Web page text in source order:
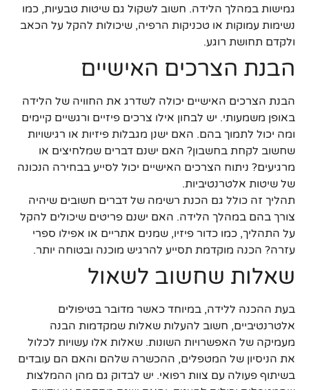
גמישות במהלך הלידה. חשוב לשקול גם שיטות טבעיות, כמו
נשימות עמוקות או טכניקות הרפיה, שיכולות להקל על הכאב
ולקדם תחושת רוגע.
הבנת הצרכים האישיים
הבנת הצרכים האישיים יכולה לשדרג את החוויה של הלידה
באופן משמעותי. יש לבחון אילו צרכים פיזיים ורגשיים קיימים
ומה יכול לתמוך בהם. האם ישנן מגבלות פיזיות או רגישויות
שחשוב לקחת בחשבון? האם ישנם דברים שמלחיצים או
מרגיעים? ניתוח הצרכים האישיים יכול לסייע בבחירה הנכונה
של שיטות אלטרנטיביות.
תהליך זה כולל גם הכנת רשימה של דברים חשובים שיהיה
צורך בהם במהלך הלידה. האם ישנם פריטים שיכולים להקל
על התהליך, כמו כדור פיזיו, שמנים אתריים או אפילו ספרי
עזרה? הכנה מוקדמת תסייע להרגיש מוכנה ובטוחה יותר.
שאלות שחשוב לשאול
בעת ההכנה ללידה, במיוחד כאשר מדובר בטיפולים
אלטרנטיביים, חשוב להעלות שאלות שמקדמות הבנה
מעמיקה של האפשרויות השונות. שאלות אלו עשויות לכלול
את הניסיון של המטפלים, ההכשרה שלהם והאם הם עובדים
בשיתוף פעולה עם צוות רפואי. יש לבדוק גם מהן ההמלצות